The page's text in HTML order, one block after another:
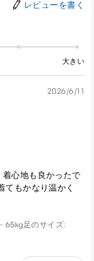
レビューを書く
大きい
2026/6/11
心地も良かったで
もかなり温かく
65kg足のサイズ: